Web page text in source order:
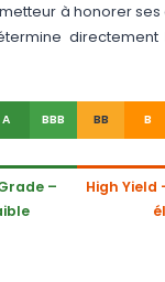
à honorer
A BBB BB B
–
High Yield